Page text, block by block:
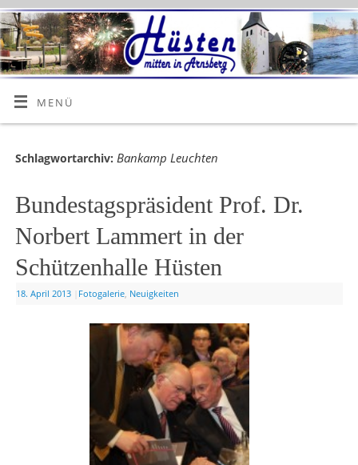
MENÜ
Schlagwortarchiv: Bankamp Leuchten
Bundestagspräsident Prof. Dr.
Norbert Lammert in der
Schützenhalle Hüsten
18. April 2013 Fotogalerie, Neuigkeiten